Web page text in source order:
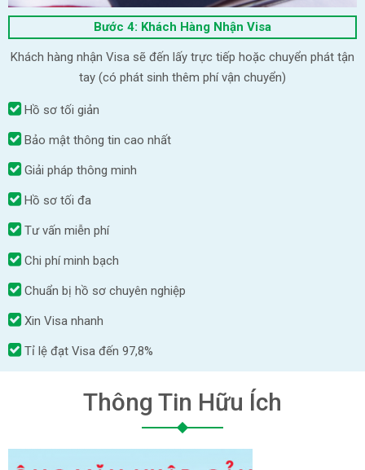
Bước 4: Khách Hàng Nhận Visa
Khách hàng nhận Visa sẽ đến lấy trực tiếp hoặc chuyển phát tận
tay (có phát sinh thêm phí vận chuyển)
Hồ sơ tối giản
Bảo mật thông tin cao nhất
Giải pháp thông minh
Hồ sơ tối đa
Tư vấn miễn phí
Chi phí minh bạch
Chuẩn bị hồ sơ chuyên nghiệp
Xin Visa nhanh
Tỉ lệ đạt Visa đến 97,8%
Thông Tin Hữu Ích